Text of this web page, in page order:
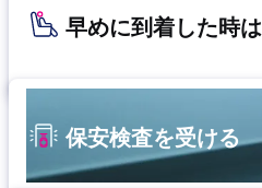
早めに到着した時は
保安検査を受ける